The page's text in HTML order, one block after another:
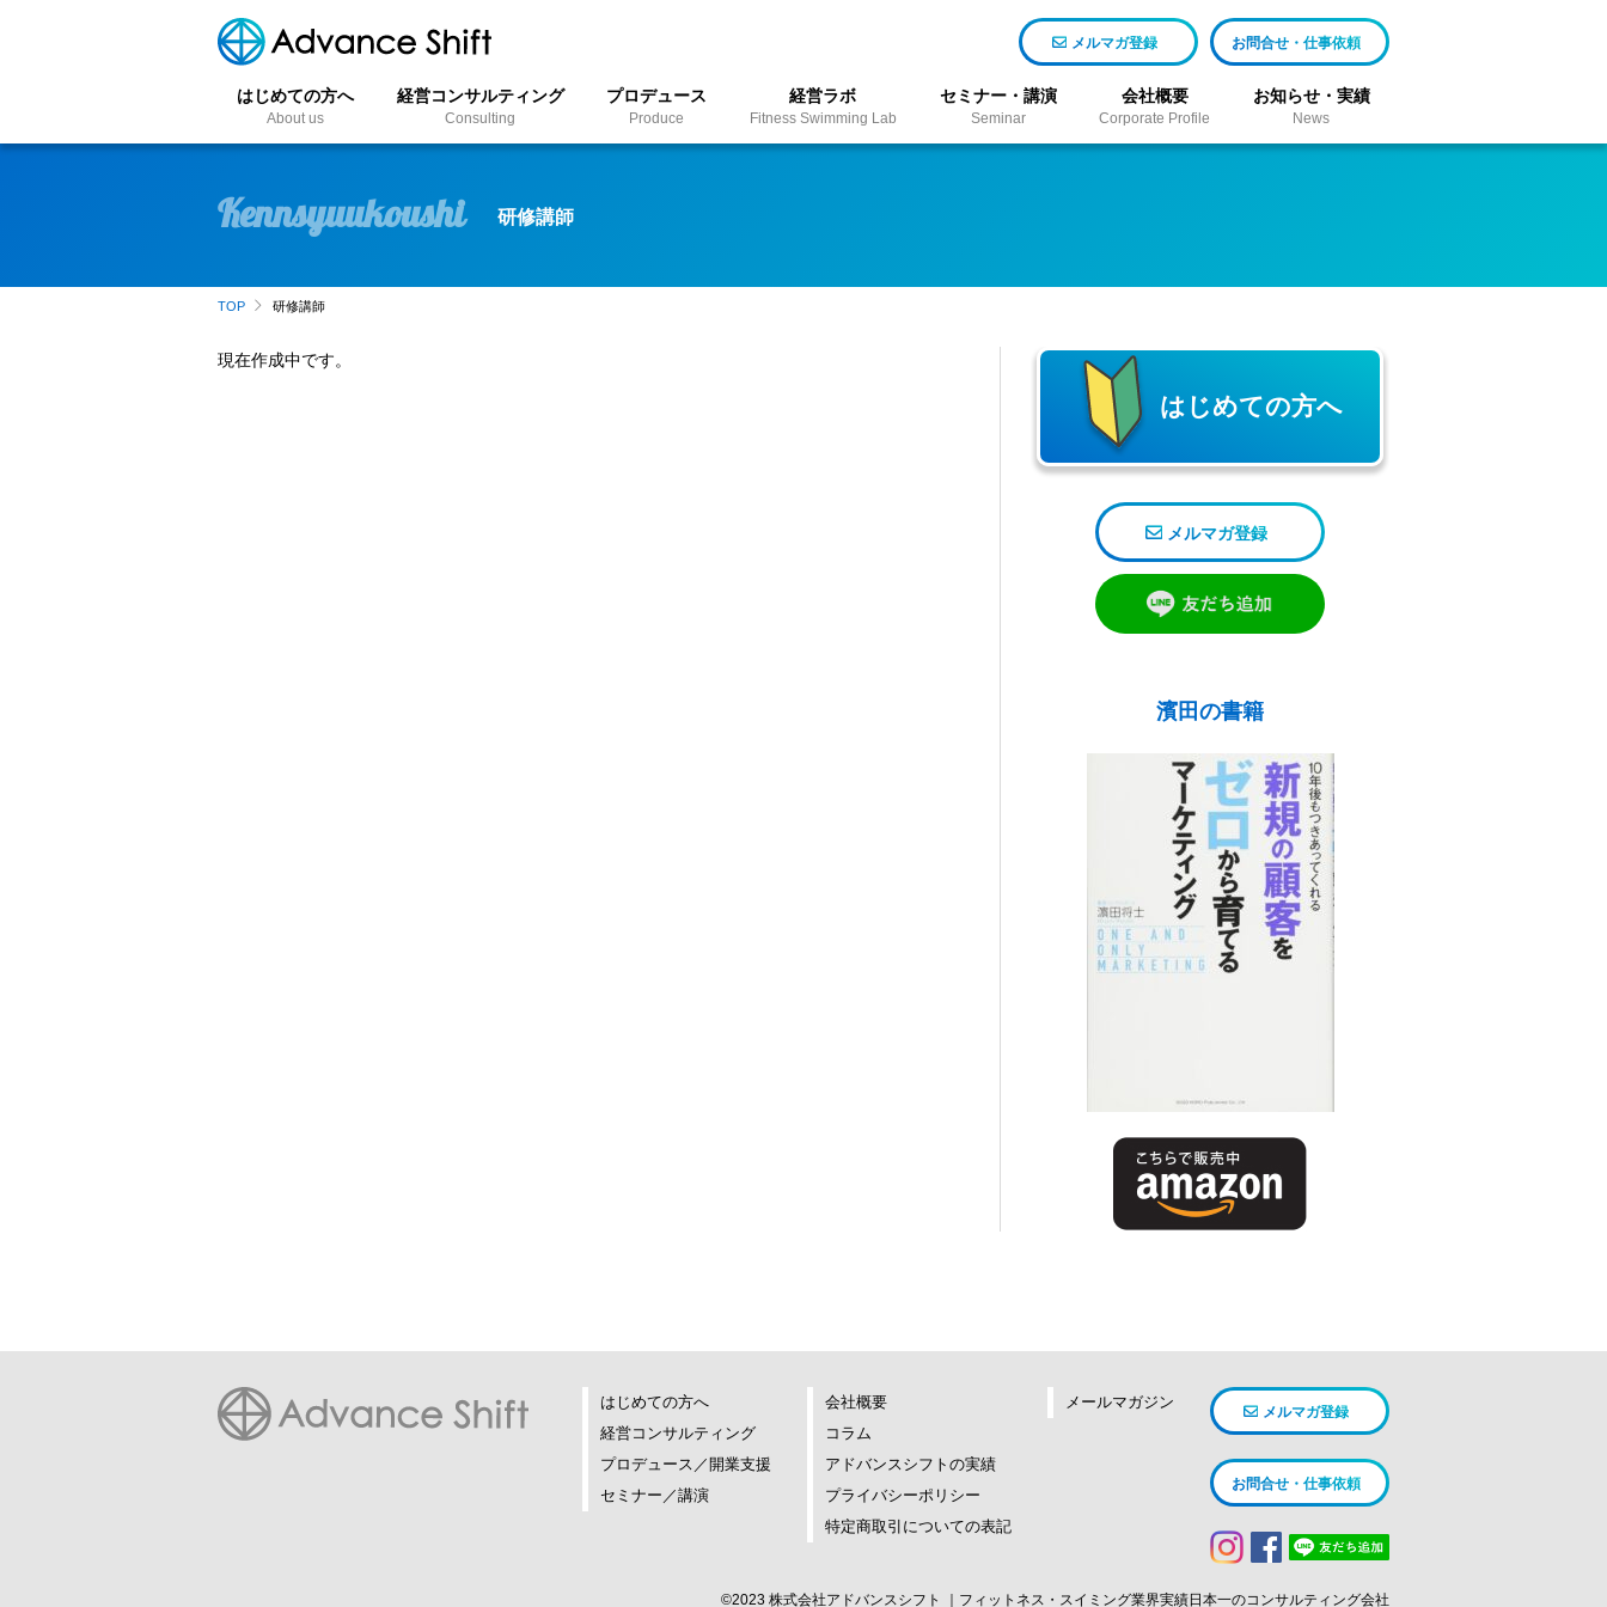
o
メルマガ登録 お問合せ・仕事依頼
はじめての方へ
About us
経営コンサルティング
Consulting
プロデュース
Produce
経営ラボ
Fitness Swimming Lab
セミナー・講演
Seminar
会社概要
Corporate Profile
お知らせ・実績
News
Kennsyuukoushi
TOP 研修講師
現在作成中です。
はじめての方へ
メルマガ登録
濱田の書籍
はじめての方へ
経営コンサルティング
プロデュース／開業支援
セミナー／講演
会社概要
コラム
アドバンスシフトの実績
プライバシーポリシー
特定商取引についての表記
メールマガジン
メルマガ登録
お問合せ・仕事依頼
©2023 株式会社アドバンスシフト フィットネス・スイミング業界実績日本一のコンサルティング会社